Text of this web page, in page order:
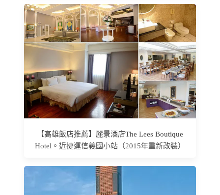
【高雄飯店推薦】麗景酒店The Lees Boutique
Hotel。近捷運信義國小站（2015年重新改裝）